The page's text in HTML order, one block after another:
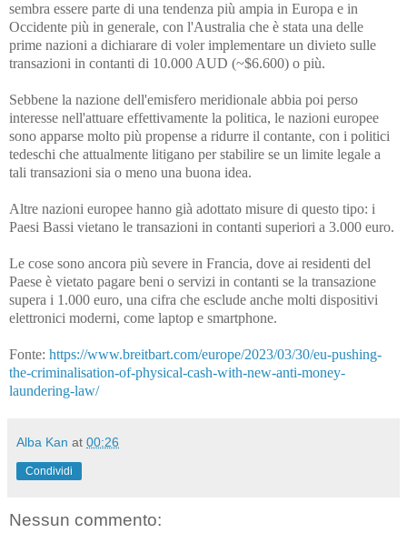
sembra essere parte di una tendenza più ampia in Europa e in
Occidente più in generale, con l'Australia che è stata una delle
prime nazioni a dichiarare di voler implementare un divieto sulle
transazioni in contanti di 10.000 AUD (~$6.600) o più.
Sebbene la nazione dell'emisfero meridionale abbia poi perso
interesse nell'attuare effettivamente la politica, le nazioni europee
sono apparse molto più propense a ridurre il contante, con i politici
tedeschi che attualmente litigano per stabilire se un limite legale a
tali transazioni sia o meno una buona idea.
Altre nazioni europee hanno già adottato misure di questo tipo: i
Paesi Bassi vietano le transazioni in contanti superiori a 3.000 euro.
Le cose sono ancora più severe in Francia, dove ai residenti del
Paese è vietato pagare beni o servizi in contanti se la transazione
supera i 1.000 euro, una cifra che esclude anche molti dispositivi
elettronici moderni, come laptop e smartphone.
Fonte: https://www.breitbart.com/europe/2023/03/30/eu-pushing-
the-criminalisation-of-physical-cash-with-new-anti-money-
laundering-law/
Alba Kan at 00:26
Condividi
Nessun commento: